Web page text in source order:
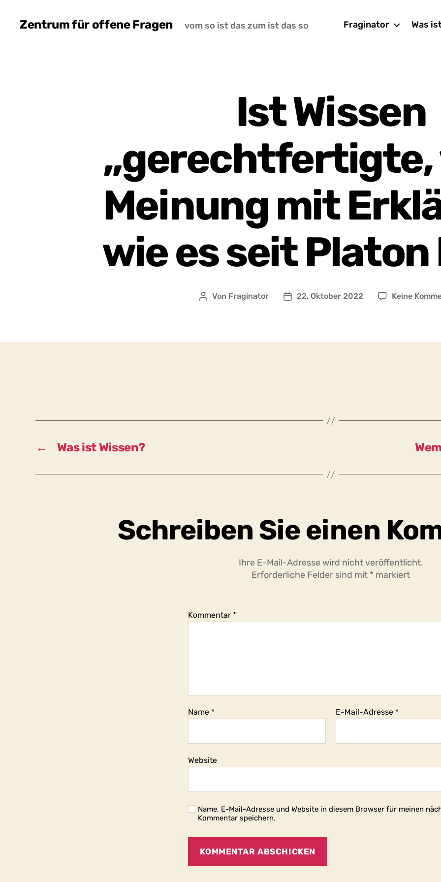
Zentrum für offene Fragen vom so ist das zum ist das so Fraginator Was
Ist Wissen
„gerechtfertigte,
Meinung mit
wie es seit
Beitragsautor
Von Fraginator Beitragsdatum
22. Oktober 2022 Keine
← Was ist Wissen?
Schreiben Sie einen
Ihre E-Mail-Adresse wird nicht veröffentlicht.
Erforderliche Felder sind mit * markiert
Kommentar *
Name * E-Mail-Adresse *
Website
Name, E-Mail-Adresse und Website in diesem Browser für meinen
Kommentar speichern.